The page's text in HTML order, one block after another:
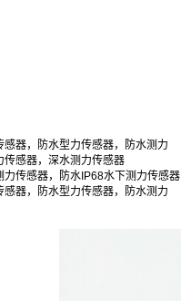
器，防水型力传感器，防水测力
传感器，深水测力传感器
传感器，防水IP68水下测力传感器
器，防水型力传感器，防水测力